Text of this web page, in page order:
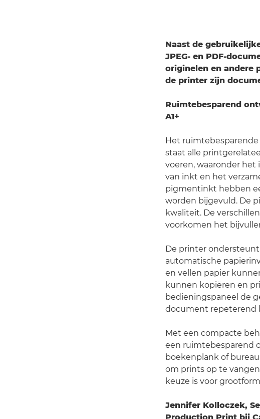
Naast de
JPEG- en PDF-
originelen en andere
de printer zijn
Ruimtebesparend
A1+
Het ruimtebesparende
staat alle
voeren, waaronder het
van inkt en het
pigmentinkt hebben
worden bijgevuld. De
kwaliteit. De
voorkomen het
De printer ondersteunt
automatische
en vellen papier
kunnen kopiëren en
bedieningspaneel de
document repeterend
Met een compacte
een ruimtebesparend
boekenplank of
om prints op te
keuze is voor
Jennifer Kolloczek,